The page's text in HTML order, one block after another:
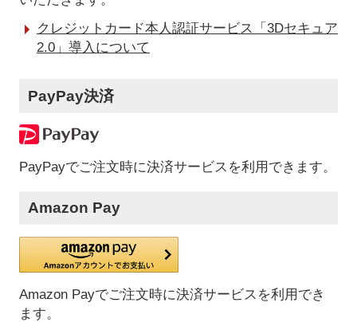
クレジットカード本人認証サービス「3Dセキュア
2.0」導入について
PayPay決済
PayPayでご注文時に決済サービスを利用できます。
Amazon Pay
Amazon Payでご注文時に決済サービスを利用でき
ます。